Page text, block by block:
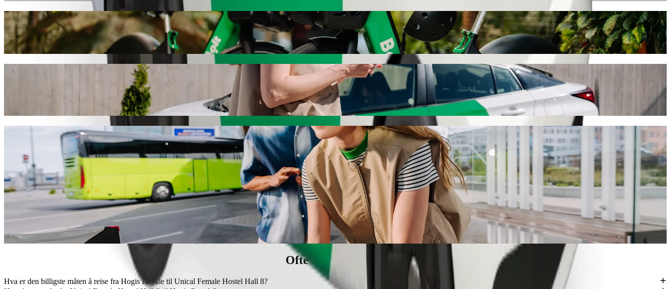
Sparkesykler eller el-sykler
Kom deg rundt i Calabar med sparkesykler eller el-sykler
Last ned Bolt-appen
Reis fra Hogis Royale til Unical Female Hostel Hall 8 med Bolt samkjøring
Vi anbefaler at du velger Bolt samkjøring hvis du leter etter den beste prisen for å reise til Unical Female Hostel Hall 8. Ved å bruke Bolt tar denne turen ca. 14 min og koster omtrent 2 197,30 NGN NGN.
Uansett hva som skjer finner vi det perfekte kjøretøyet til deg.
Bolt-tjenester for å reise fra Hogis Royale til Unical Female Hostel Hall 8
Mye bagasje? Bestill våre XL-biler for opptil 6 personer.
Trenger du å ankomme med stil? Prøv Bolts førsteklasses biler.
Reiser du med barn? Bestill en barnevennlig tur med beltesete.
Blir kjæledyret ditt med? Prøv våre dyrevennlige turer.
Trenger du ekstra hjelp? Vår assistansekategori tilbyr rullestoltilpassede kjøretøy.
Rimelige turer? Nyt en kompaktbil for lavere pris med Bolt basis.
Last ned Bolt-appen
Ofte stilte spørsmål
Hva er den billigste måten å reise fra Hogis Royale til Unical Female Hostel Hall 8?